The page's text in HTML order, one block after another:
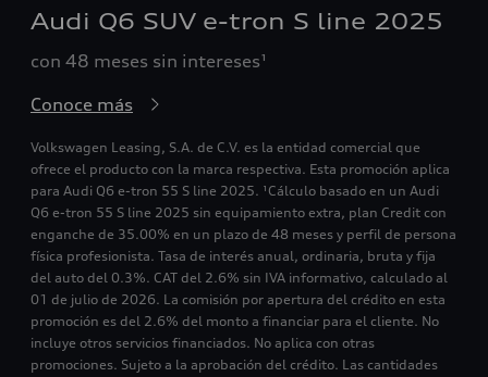
Audi Q6 SUV e-tron S line 2025
con 48 meses sin intereses¹
Conoce más
Volkswagen Leasing, S.A. de C.V. es la entidad comercial que
ofrece el producto con la marca respectiva. Esta promoción aplica
para Audi Q6 e-tron 55 S line 2025. ¹Cálculo basado en un Audi
Q6 e-tron 55 S line 2025 sin equipamiento extra, plan Credit con
enganche de 35.00% en un plazo de 48 meses y perfil de persona
física profesionista. Tasa de interés anual, ordinaria, bruta y fija
del auto del 0.3%. CAT del 2.6% sin IVA informativo, calculado al
01 de julio de 2026. La comisión por apertura del crédito en esta
promoción es del 2.6% del monto a financiar para el cliente. No
incluye otros servicios financiados. No aplica con otras
promociones. Sujeto a la aprobación del crédito. Las cantidades